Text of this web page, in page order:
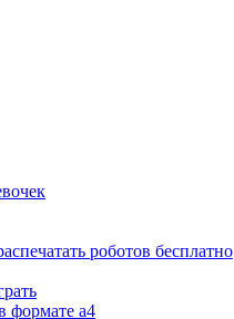
роботов бесплатно
формате а4